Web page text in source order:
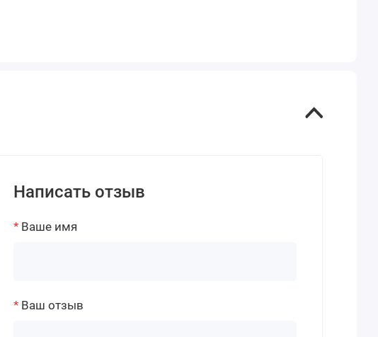
Написать отзыв
Ваше имя
Ваш отзыв